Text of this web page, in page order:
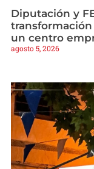
Diputación y
un centro
agosto 5, 2026